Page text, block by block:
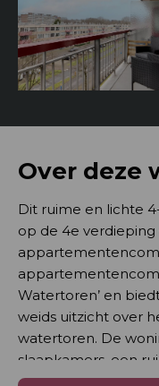
Over deze
Dit ruime en lichte
op de 4e
Watertoren’ en
weids uitzicht over
watertoren. De
slaapkamers, een
balkon.